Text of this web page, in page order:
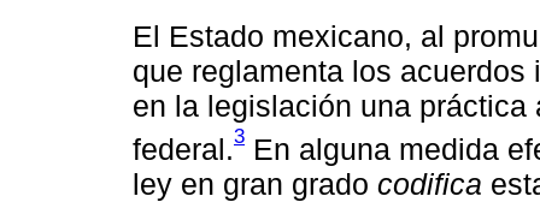
El Estado mexicano, al
que reglamenta los
en la legislación una
federal.3 En alguna medida
ley en gran grado codifica